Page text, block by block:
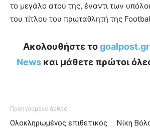
το μεγάλο ατού της, έναντι των
του τίτλου του πρωταθλητή της
Ακολουθήστε το
News και μάθετε πρώτοι
Προηγούμενο άρθρο
Ολοκληρωμένος επιθετικός
Νίκη